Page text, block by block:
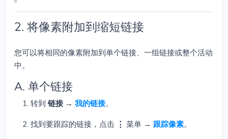
2. 将像素附加到缩短链接
您可以将相同的像素附加到单个链接、一组链接或整个活动
中。
A. 单个链接
转到 链接 → 我的链接。
找到要跟踪的链接，点击 ⋮ 菜单 → 跟踪像素。